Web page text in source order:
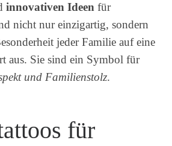
innovativen Ideen für
nicht nur einzigartig, sondern
jeder Familie auf eine
aus. Sie sind ein Symbol für
und Familienstolz.
für